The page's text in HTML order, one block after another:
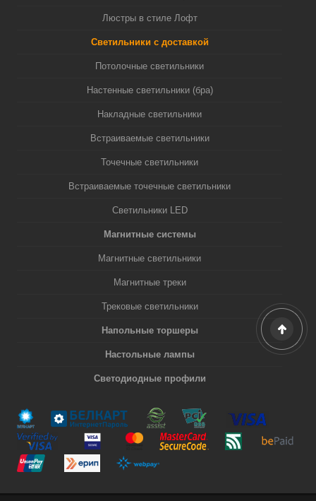
Люстры в стиле Лофт
Светильники с доставкой
Потолочные светильники
Настенные светильники (бра)
Накладные светильники
Встраиваемые светильники
Точечные светильники
Встраиваемые точечные светильники
Светильники LED
Магнитные системы
Магнитные светильники
Магнитные треки
Трековые светильники
Напольные торшеры
Настольные лампы
Светодиодные профили